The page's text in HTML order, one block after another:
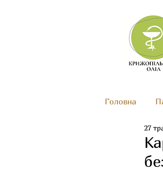
Головна
27